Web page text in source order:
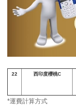
22 西印度櫻桃C
*運費計算方式